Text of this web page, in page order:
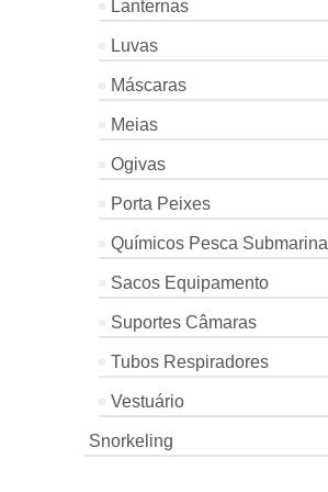
€324.00
Lanternas
Luvas
Máscaras
Meias
Ogivas
Porta Peixes
Químicos Pesca Submarina
Sacos Equipamento
Suportes Câmaras
Tubos Respiradores
Vestuário
Snorkeling